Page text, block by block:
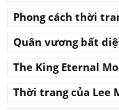
Phong cách thời
Quân vương bất
The King Eternal
Thời trang của Lee